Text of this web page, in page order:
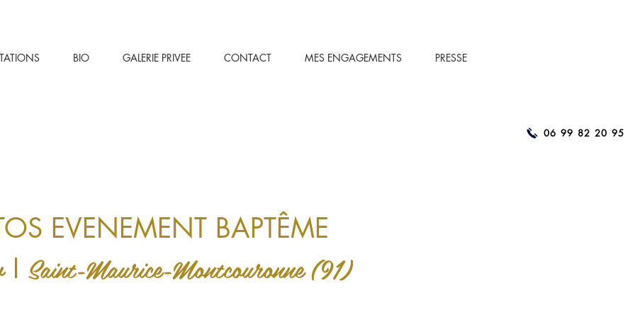
BIO GALERIE PRIVEE CONTACT MES ENGAGEMENTS PRESSE
06 99 82 20 95
EVENEMENT BAPTÊME
I Saint-Maurice-Montcouronne (91)